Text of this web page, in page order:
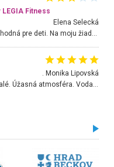
Fitness
Elena Selecká
Kútik výborný, ale hlučná hudba úplne nevhodná pre deti. Na moju žiadosť o aspoň sušenie nereagovali.
. Monika Lipovská
Úžasné prostredie, napriek tomu, že je malé. Úžasná atmosféra. Voda fantastická a nádherná. Ľudí je pomerne veľa, ale su mili a ohľaduplní. Je veľmi zaujímavé sledovať, ako dokážu spolu športovať cudzí ľudia a bez ohľadu na vek. Vládne tu pohoda. Vnuka neviem dostať z vody. Ďakujem za krásny deň . Urcite sa sem vrátim. Jediný problém je s parkovaním, ale aj ten sa mi podarilo vyriešiť. Monika Bratislava